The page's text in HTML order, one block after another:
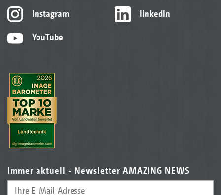
Instagram
YouTube
linkedIn
Immer aktuell - Newsletter AMAZING NEWS